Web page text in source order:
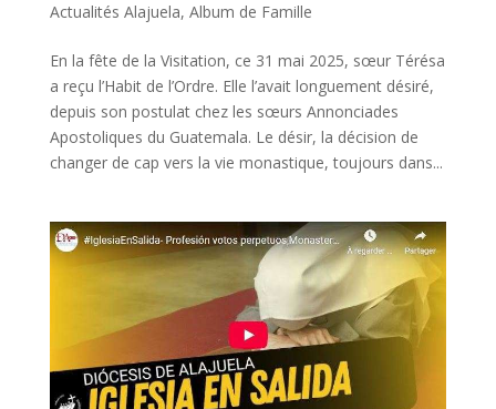
Actualités Alajuela, Album de Famille
En la fête de la Visitation, ce 31 mai 2025, sœur Térésa
a reçu l’Habit de l’Ordre. Elle l’avait longuement désiré,
depuis son postulat chez les sœurs Annonciades
Apostoliques du Guatemala. Le désir, la décision de
changer de cap vers la vie monastique, toujours dans...